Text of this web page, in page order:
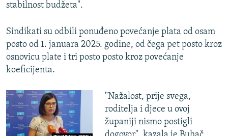
stabilnost budžeta".
Sindikati su odbili ponuđeno povećanje plata od osam
posto od 1. januara 2025. godine, od čega pet posto kroz
osnovicu plate i tri posto posto kroz povećanje
koeficijenta.
"Nažalost, prije svega,
roditelja i djece u ovoj
županiji nismo postigli